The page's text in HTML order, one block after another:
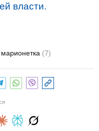
власти.
марионетка (7)